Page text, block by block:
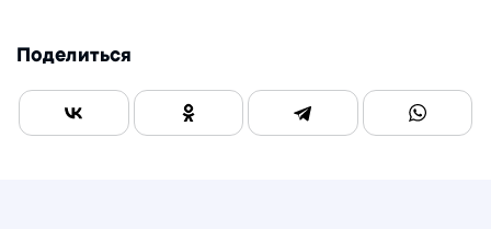
Поделиться